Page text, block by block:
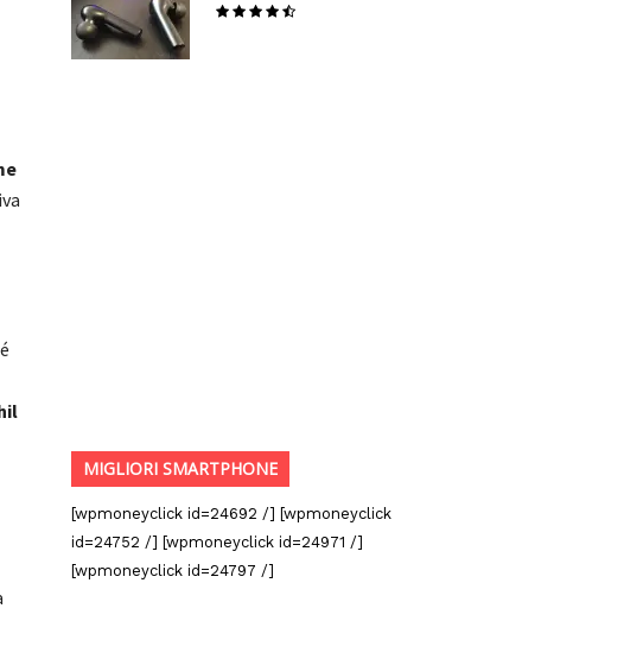
MIGLIORI SMARTPHONE
[wpmoneyclick id=24692 /] [wpmoneyclick
id=24752 /] [wpmoneyclick id=24971 /]
[wpmoneyclick id=24797 /]